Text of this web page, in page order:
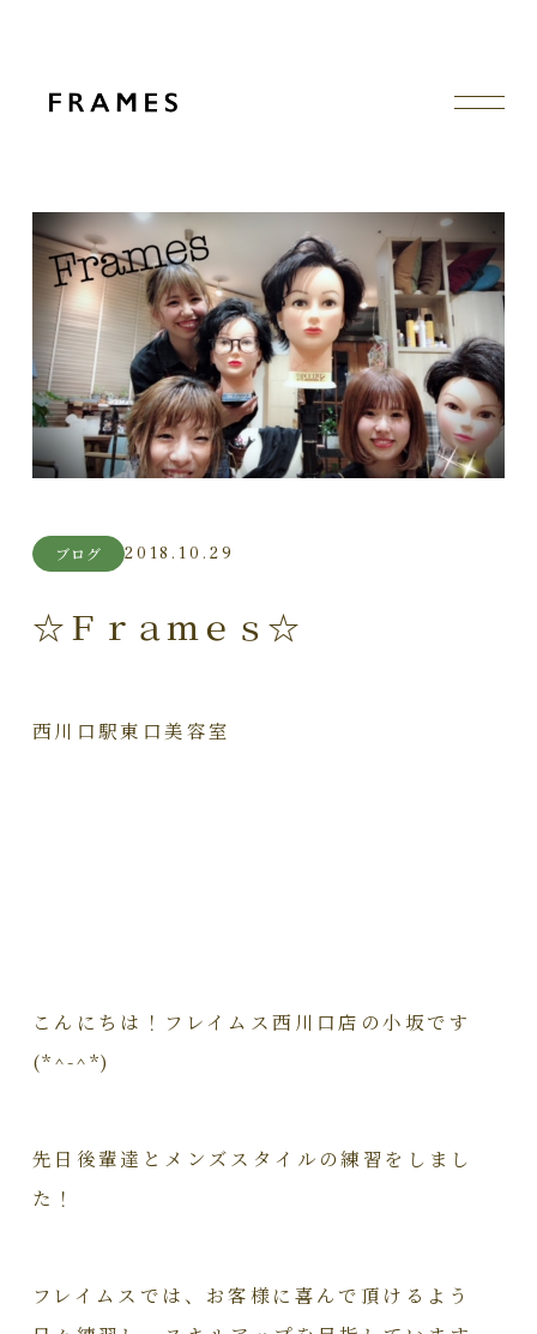
ブログ 2018.10.29
☆Ｆｒａｍｅｓ☆
西川口駅東口美容室
こんにちは！フレイムス西川口店の小坂です
(*^-^*)
先日後輩達とメンズスタイルの練習をしまし
た！
フレイムスでは、お客様に喜んで頂けるよう